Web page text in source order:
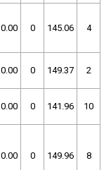
0.00 0 145.06 4
0.00 0 149.37 2
0.00 0 141.96 10
0.00 0 149.96 8